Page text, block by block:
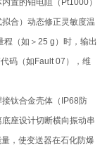
置的铂电阻（Pt1000）
合）动态修正灵敏度温
（如＞25 g）时，输出
码（如Fault 07），维
钛合金壳体（IP68防
座设计切断横向振动串
，使变送器在石化防爆